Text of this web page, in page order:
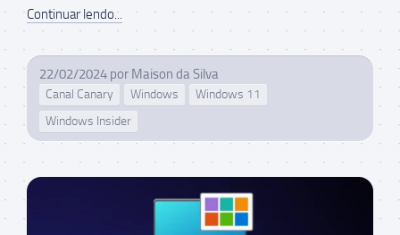
Continuar lendo...
22/02/2024 por Maison da Silva
Canal Canary Windows
Windows 11
Windows Insider